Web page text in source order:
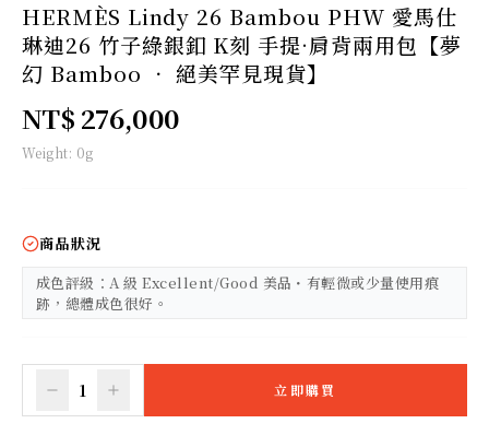
HERMÈS Lindy 26 Bambou PHW 愛馬仕
琳迪26 竹子綠銀釦 K刻 手提·肩背兩用包【夢
幻 Bamboo ． 絕美罕見現貨】
NT$ 276,000
Weight: 0g
商品狀況
成色評級：A 級 Excellent/Good 美品・有輕微或少量使用痕
跡，總體成色很好。
1 立即購買